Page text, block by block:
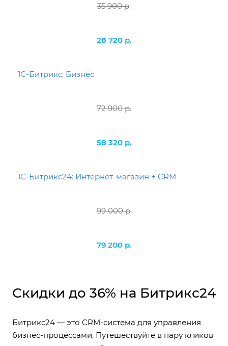
35 900 р.
28 720 р.
1С-Битрикс: Бизнес
72 900 р.
58 320 р.
1С-Битрикс24: Интернет-магазин + CRM
99 000 р.
79 200 р.
Скидки до 36% на Битрикс24
Битрикс24 — это CRM-система для управления
бизнес-процессами. Путешествуйте в пару кликов